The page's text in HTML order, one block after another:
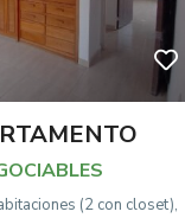
(2 con closet),